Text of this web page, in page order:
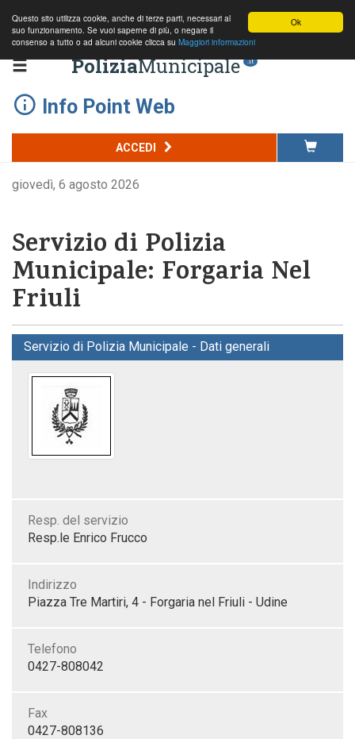
Ok
Questo sito utilizza cookie, anche di terze parti, necessari al
suo funzionamento. Se vuoi saperne di più, o negare il
consenso a tutto o ad alcuni cookie clicca su Maggiori informazioni
PoliziaMunicipale .it
Info Point Web
ACCEDI
giovedì, 6 agosto 2026
Servizio di Polizia
Municipale: Forgaria Nel
Friuli
Servizio di Polizia Municipale - Dati generali
Resp. del servizio
Resp.le Enrico Frucco
Indirizzo
Piazza Tre Martiri, 4 - Forgaria nel Friuli - Udine
Telefono
0427-808042
Fax
0427-808136